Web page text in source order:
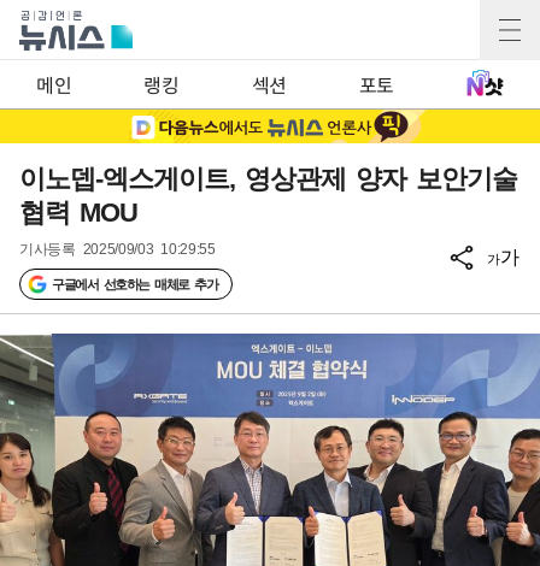
메인 랭킹 섹션 포토
이노뎁-엑스게이트, 영상관제 양자 보안기술
협력 MOU
기사등록 2025/09/03 10:29:55
구글에서 선호하는 매체로 추가
가가